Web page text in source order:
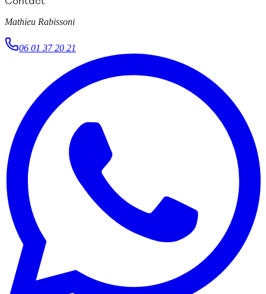
Mathieu Rabissoni
06 01 37 20 21